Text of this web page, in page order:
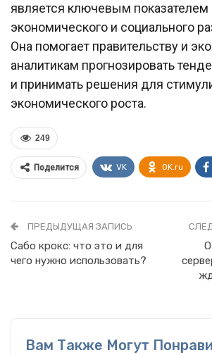
является ключевым показателем
экономического и социального
Она помогает правительству и
аналитикам прогнозировать
и принимать решения для
экономического роста.
249
Поделится VK OK.ru
ПРЕДЫДУЩАЯ ЗАПИСЬ
Сабо крокс: что это и для
чего нужно использовать?
Вам Также Могут